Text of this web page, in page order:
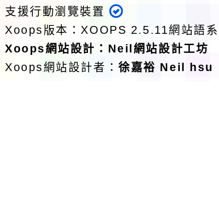
支援行動瀏覽裝置
Xoops版本： XOOPS 2.5.11網站語
Xoops網站設計 ： Neil網站設計工坊
Xoops網站設計者：徐嘉裕 Neil hsu